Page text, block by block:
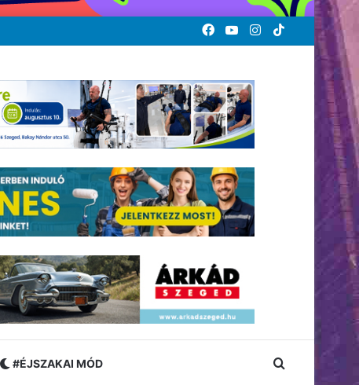
TikTok
Instagram
YouTube
Facebook
#ÉJSZAKAI MÓD Keresés: